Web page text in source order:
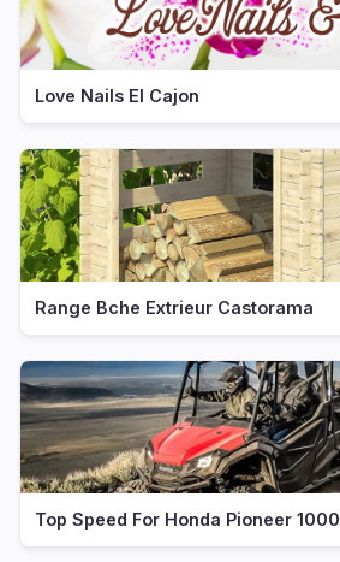
Love Nails El Cajon
Range Bche Extrieur Castorama
Top Speed For Honda Pioneer 1000